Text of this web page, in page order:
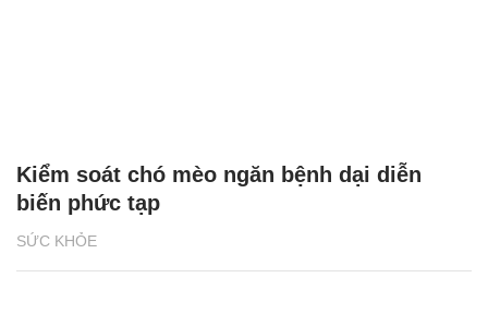
SỨC KHỎE
Kiểm soát chó mèo ngăn bệnh dại diễn
biến phức tạp